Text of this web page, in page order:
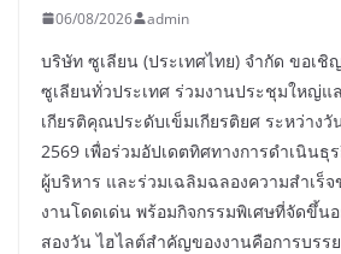
06/08/2026 admin
บริษัท ซูเลียน (ประเทศไทย) จำกัด ขอเ
ซูเลียนทั่วประเทศ ร่วมงานประชุมใหญ่แ
เกียรติคุณประดับเข็มเกียรติยศ ระหว่าง
2569 เพื่อร่วมอัปเดตทิศทางการดำเนิน
ผู้บริหาร และร่วมเฉลิมฉลองความสำเร็
งานโดดเด่น พร้อมกิจกรรมพิเศษที่จัดขึ้น
สองวัน ไฮไลต์สำคัญของงานคือการบร